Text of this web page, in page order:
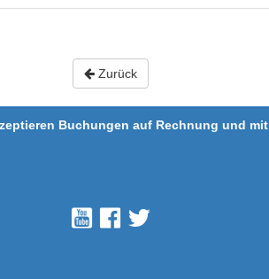
Zurück
Buchungen auf Rechnung und